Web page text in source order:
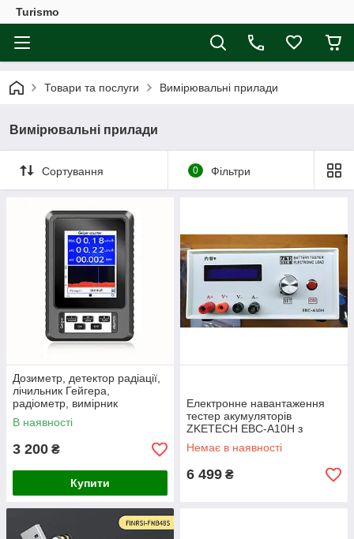
Turismo
Товари та послуги Вимірювальні прилади
Вимірювальні прилади
Сортування 0 Фільтри
Дозиметр, детектор радіації,
лічильник Гейгера,
радіометр, вимірник
іонізуючого випромінювання,
BR-9B оновлена
В наявності
3 200 ₴
Купити
Електронне навантаження
тестер акумуляторів
ZKETECH EBC-A10H з
підтримкою циклів заряд-
розряд підключення до PC
Немає в наявності
6 499 ₴